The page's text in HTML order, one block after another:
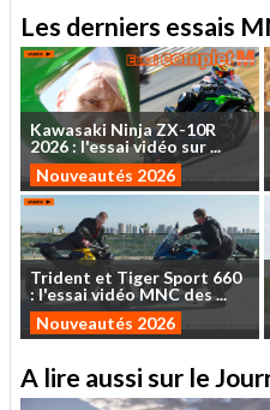
Les derniers essais
Kawasaki NinjaZX-10R
2026: l'essaividéo sur...
Nouveautés 2026
Trident et TigerSport 660
: l'essaividéo MNCdes...
Nouveautés 2026
A lire aussi sur le